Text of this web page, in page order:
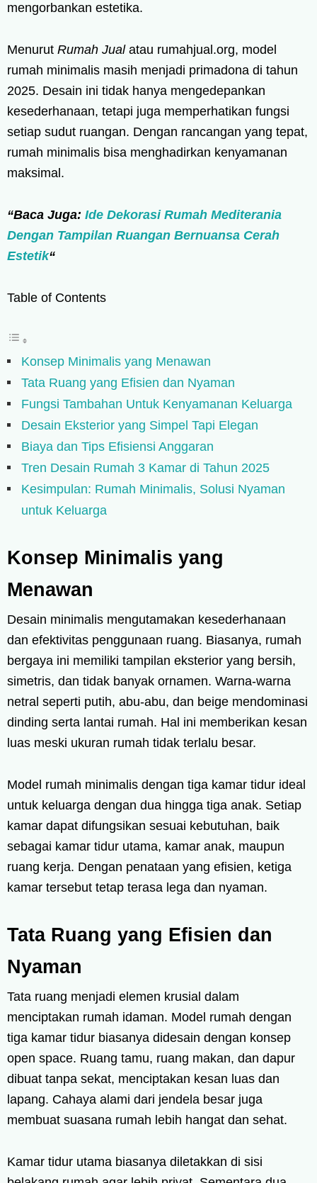
mengorbankan estetika.
Menurut Rumah Jualatau rumahjual.org, model
rumah minimalis masih menjadi primadona di tahun
2025. Desain ini tidak hanya mengedepankan
kesederhanaan, tetapi juga memperhatikan fungsi
setiap sudut ruangan. Dengan rancangan yang tepat,
rumah minimalis bisa menghadirkan kenyamanan
maksimal.
“Baca Juga: Ide Dekorasi Rumah Mediterania
Dengan Tampilan Ruangan Bernuansa Cerah
Estetik“
Table of Contents
Konsep Minimalis yang Menawan
Tata Ruang yang Efisien dan Nyaman
Fungsi Tambahan Untuk Kenyamanan Keluarga
Desain Eksterior yang Simpel Tapi Elegan
Biaya dan Tips Efisiensi Anggaran
Tren Desain Rumah 3 Kamar di Tahun 2025
Kesimpulan: Rumah Minimalis, Solusi Nyaman
untuk Keluarga
Konsep Minimalis yang
Menawan
Desain minimalis mengutamakan kesederhanaan
dan efektivitas penggunaan ruang. Biasanya, rumah
bergaya ini memiliki tampilan eksterior yang bersih,
simetris, dan tidak banyak ornamen. Warna-warna
netral seperti putih, abu-abu, dan beige mendominasi
dinding serta lantai rumah. Hal ini memberikan kesan
luas meski ukuran rumah tidak terlalu besar.
Model rumah minimalis dengan tiga kamar tidur ideal
untuk keluarga dengan dua hingga tiga anak. Setiap
kamar dapat difungsikan sesuai kebutuhan, baik
sebagai kamar tidur utama, kamar anak, maupun
ruang kerja. Dengan penataan yang efisien, ketiga
kamar tersebut tetap terasa lega dan nyaman.
Tata Ruang yang Efisien dan
Nyaman
Tata ruang menjadi elemen krusial dalam
menciptakan rumah idaman. Model rumah dengan
tiga kamar tidur biasanya didesain dengan konsep
open space. Ruang tamu, ruang makan, dan dapur
dibuat tanpa sekat, menciptakan kesan luas dan
lapang. Cahaya alami dari jendela besar juga
membuat suasana rumah lebih hangat dan sehat.
Kamar tidur utama biasanya diletakkan di sisi